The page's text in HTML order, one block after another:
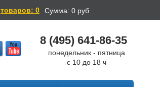
товаров: 0 Сумма: 0 руб
8 (495) 641-86-35
понедельник - пятница
с 10 до 18 ч